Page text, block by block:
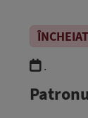
ÎNCHEIAT
.